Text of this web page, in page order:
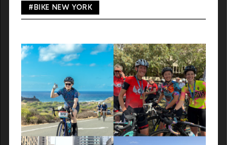
は国内をはじめオーストラリアやアメリカ、台湾
やシンガポールなど海外にお住まいの方々から新
界といえば。Global Rideは名の如く、今年から
さらに世界各地のファンライドの楽しみを発信し
て参ります。年明けの初ニュースは、編集部が注
目し現地取材を行うファンライドイベントの一部
をご紹介します。本サイトで参加のご案内をして
いるイベントもありますので、気になる方はお気
軽にお問い合わせください。 4月
Tour de
Brisbane 2026 開催日：2026年4月12日（日）開
催エリア：クイーンズランド州、ブリスベン市距
#BIKE NEW YORK